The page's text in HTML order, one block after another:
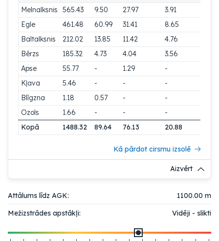
Melnalksnis 565.43 9.50 27.97
3.91
Egle
461.48 60.99 31.41
8.65
Baltalksnis
212.02 13.85 11.42
4.76
Bērzs
185.32 4.73 4.04
3.56
Apse
55.77 - 1.29
-
Kļava
5.46 - -
-
Blīgzna
1.18 0.57 -
-
Ozols
1.66 - -
-
Kopā
1488.32 89.64 76.13 20.88
Kā pārdot cirsmu izsolē
Aizvērt
Attālums līdz AGK:
1100.00 m
Mežizstrādes apstākļi:
Vidēji - slikti